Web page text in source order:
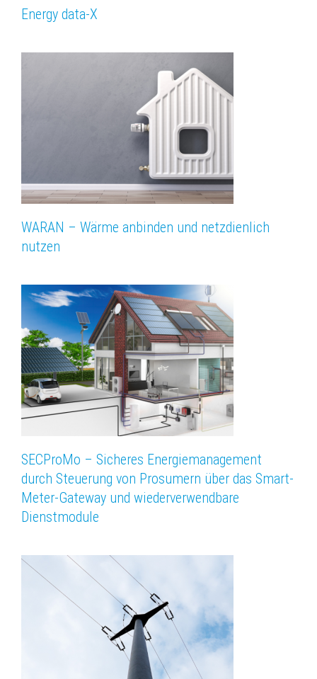
Energy data-X
WARAN – Wärme anbinden und netzdienlich
nutzen
SECProMo – Sicheres Energiemanagement
durch Steuerung von Prosumern über das Smart-
Meter-Gateway und wiederverwendbare
Dienstmodule